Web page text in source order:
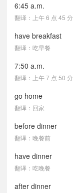
6:45 a.m.
翻译：上午 6 点 45 分
have breakfast
翻译：吃早餐
7:50 a.m.
翻译：上午 7 点 50 分
go home
翻译：回家
before dinner
翻译：晚餐前
have dinner
翻译：吃晚餐
after dinner